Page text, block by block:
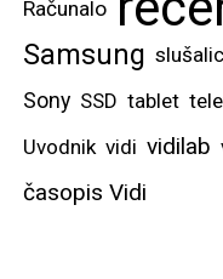
Računalo
Samsung
Sony SSD tablet
Uvodnik vidi vidilab
časopis Vidi